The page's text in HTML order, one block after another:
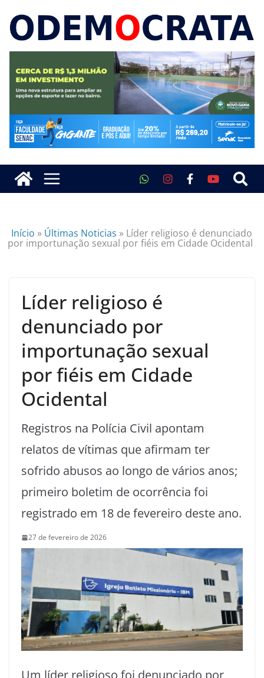
Início » Últimas Noticias » Líder religioso é denunciado
por importunação sexual por fiéis em Cidade Ocidental
Líder religioso é
denunciado por
importunação sexual
por fiéis em Cidade
Ocidental
Registros na Polícia Civil apontam
relatos de vítimas que afirmam ter
sofrido abusos ao longo de vários anos;
primeiro boletim de ocorrência foi
registrado em 18 de fevereiro deste ano.
27 de fevereiro de 2026